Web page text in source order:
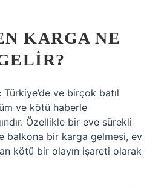
KARGA NE
Türkiye’de ve birçok batıl
ve kötü haberle
Özellikle bir eve sürekli
balkona bir karga gelmesi, ev
kötü bir olayın işareti olarak